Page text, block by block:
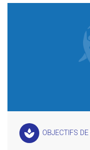
spa OBJECTIFS